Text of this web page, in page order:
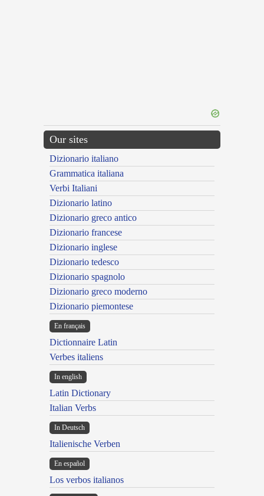
Our sites
Dizionario italiano
Grammatica italiana
Verbi Italiani
Dizionario latino
Dizionario greco antico
Dizionario francese
Dizionario inglese
Dizionario tedesco
Dizionario spagnolo
Dizionario greco moderno
Dizionario piemontese
En français
Dictionnaire Latin
Verbes italiens
In english
Latin Dictionary
Italian Verbs
In Deutsch
Italienische Verben
En español
Los verbos italianos